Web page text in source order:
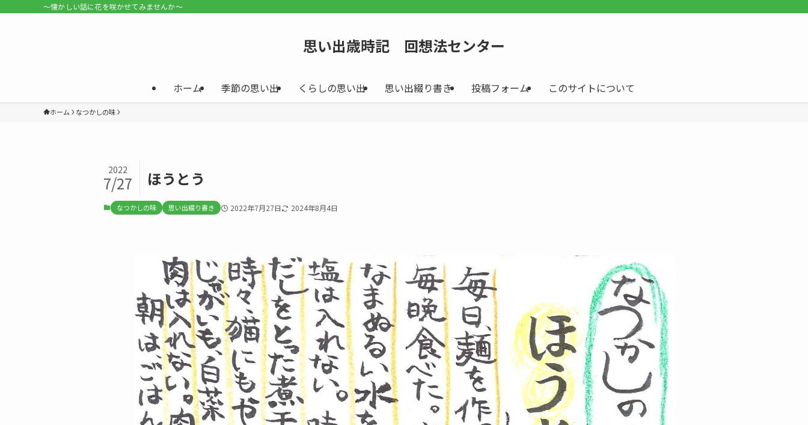
〜懐かしい話に花を咲かせてみませんか〜
思い出歳時記 回想法センター
ホーム 季節の思い出 くらしの思い出 思い出綴り書き 投稿フォーム このサイトについて
ホーム なつかしの味
ほうとう
2022
7/27
なつかしの味 思い出綴り書き 2022年7月27日 2024年8月4日